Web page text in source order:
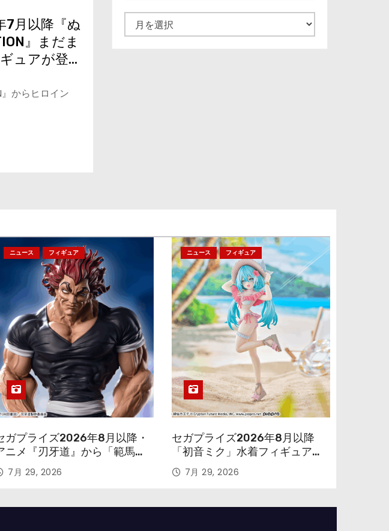
月以降『ぬ
』まだま
ュアが登
』からヒロイン
ー
ニュース フィギュア
ガプライズ2026年8月以降・
ニメ『刃牙道』から「範馬勇
郎」が登場ッッ!!
7月 29, 2026
ニュース フィギュア
セガプライズ2026年8月以降
「初音ミク」水着フィギュアが
色味を変えて再登場！
7月 29, 2026